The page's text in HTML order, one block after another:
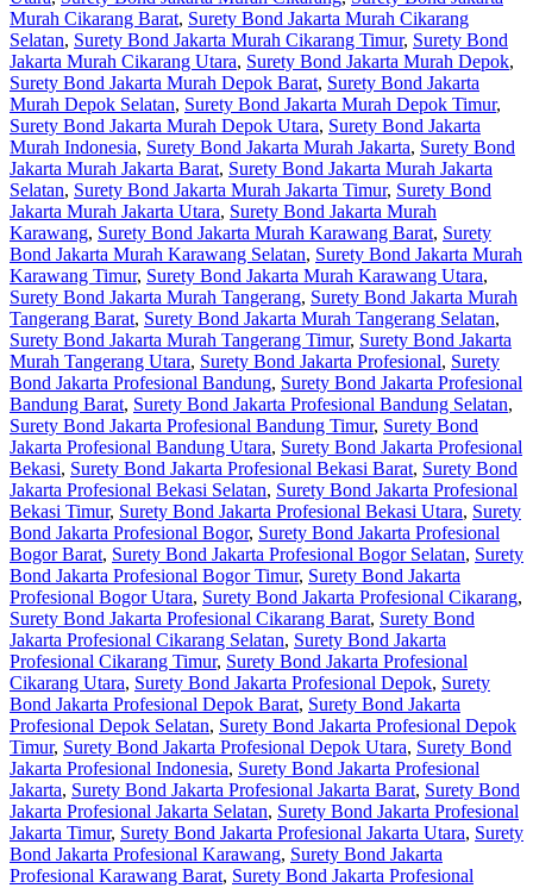
Murah Cikarang Barat, Surety Bond Jakarta Murah Cikarang
Selatan, Surety Bond Jakarta Murah Cikarang Timur, Surety Bond
Jakarta Murah Cikarang Utara, Surety Bond Jakarta Murah Depok,
Surety Bond Jakarta Murah Depok Barat, Surety Bond Jakarta
Murah Depok Selatan, Surety Bond Jakarta Murah Depok Timur,
Surety Bond Jakarta Murah Depok Utara, Surety Bond Jakarta
Murah Indonesia, Surety Bond Jakarta Murah Jakarta, Surety Bond
Jakarta Murah Jakarta Barat, Surety Bond Jakarta Murah Jakarta
Selatan, Surety Bond Jakarta Murah Jakarta Timur, Surety Bond
Jakarta Murah Jakarta Utara, Surety Bond Jakarta Murah
Karawang, Surety Bond Jakarta Murah Karawang Barat, Surety
Bond Jakarta Murah Karawang Selatan, Surety Bond Jakarta Murah
Karawang Timur, Surety Bond Jakarta Murah Karawang Utara,
Surety Bond Jakarta Murah Tangerang, Surety Bond Jakarta Murah
Tangerang Barat, Surety Bond Jakarta Murah Tangerang Selatan,
Surety Bond Jakarta Murah Tangerang Timur, Surety Bond Jakarta
Murah Tangerang Utara, Surety Bond Jakarta Profesional, Surety
Bond Jakarta Profesional Bandung, Surety Bond Jakarta Profesional
Bandung Barat, Surety Bond Jakarta Profesional Bandung Selatan,
Surety Bond Jakarta Profesional Bandung Timur, Surety Bond
Jakarta Profesional Bandung Utara, Surety Bond Jakarta Profesional
Bekasi, Surety Bond Jakarta Profesional Bekasi Barat, Surety Bond
Jakarta Profesional Bekasi Selatan, Surety Bond Jakarta Profesional
Bekasi Timur, Surety Bond Jakarta Profesional Bekasi Utara, Surety
Bond Jakarta Profesional Bogor, Surety Bond Jakarta Profesional
Bogor Barat, Surety Bond Jakarta Profesional Bogor Selatan, Surety
Bond Jakarta Profesional Bogor Timur, Surety Bond Jakarta
Profesional Bogor Utara, Surety Bond Jakarta Profesional Cikarang,
Surety Bond Jakarta Profesional Cikarang Barat, Surety Bond
Jakarta Profesional Cikarang Selatan, Surety Bond Jakarta
Profesional Cikarang Timur, Surety Bond Jakarta Profesional
Cikarang Utara, Surety Bond Jakarta Profesional Depok, Surety
Bond Jakarta Profesional Depok Barat, Surety Bond Jakarta
Profesional Depok Selatan, Surety Bond Jakarta Profesional Depok
Timur, Surety Bond Jakarta Profesional Depok Utara, Surety Bond
Jakarta Profesional Indonesia, Surety Bond Jakarta Profesional
Jakarta, Surety Bond Jakarta Profesional Jakarta Barat, Surety Bond
Jakarta Profesional Jakarta Selatan, Surety Bond Jakarta Profesional
Jakarta Timur, Surety Bond Jakarta Profesional Jakarta Utara, Surety
Bond Jakarta Profesional Karawang, Surety Bond Jakarta
Profesional Karawang Barat, Surety Bond Jakarta Profesional